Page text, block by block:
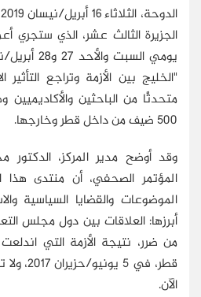
الجزيرة الثالث عشر، الذي ستجري
يومي
متحدثًا من الباحثين والأكاديميين
500 ضيف من داخل قطر وخارجها.
وقد أوضح مدير المركز، الدكتور
المؤتمر الصحفي، أن منتدى
الموضوعات والقضايا السياسية
أبرزها: العلاقات بين دول مجلس
من ضرر، نتيجة الأزمة التي
قطر، في
الآن.